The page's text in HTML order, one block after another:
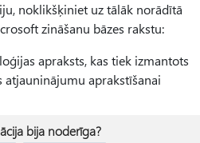
noklikšķiniet uz tālāk norādītā
zināšanu bāzes rakstu:
apraksts, kas tiek izmantots
aprakstīšanai
bija noderīga?